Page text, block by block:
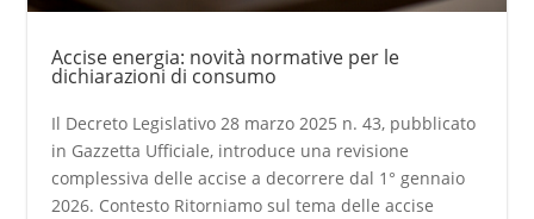
Accise energia: novità normative per le
dichiarazioni di consumo
Il Decreto Legislativo 28 marzo 2025 n. 43, pubblicato
in Gazzetta Ufficiale, introduce una revisione
complessiva delle accise a decorrere dal 1° gennaio
2026. Contesto Ritorniamo sul tema delle accise